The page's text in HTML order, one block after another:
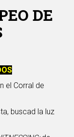
DE
el Corral de
buscad la luz